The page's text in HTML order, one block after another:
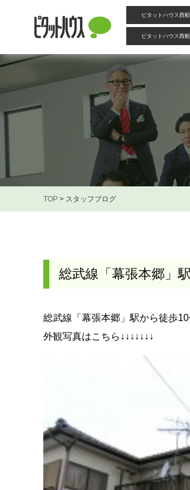
ピタットハウス西
ピタットハウス西
TOP > スタッフブログ
総武線「幕張本郷」
総武線「幕張本郷」駅から徒歩
外観写真はこちら↓↓↓↓↓↓↓